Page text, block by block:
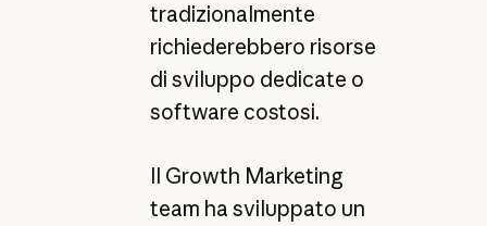
tradizionalmente
richiederebbero risorse
di sviluppo dedicate o
software costosi.
Il Growth Marketing
team ha sviluppato un